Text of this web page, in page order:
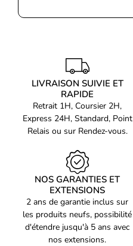
Haut-parleurs intégrés N
DESIGN
Couleur du produit
Port DVI
N
Quantité de ports HDMI
1
Version HDMI
LIVRAISON SUIVIE ET
RAPIDE
Retrait 1H, Coursier 2H,
Express 24H, Standard, Point
Relais ou sur Rendez-vous.
NOS GARANTIES ET
EXTENSIONS
2 ans de garantie inclus sur
les produits neufs, possibilité
d'étendre jusqu'à 5 ans avec
nos extensions.